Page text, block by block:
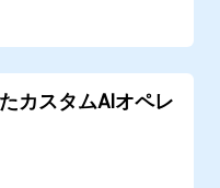
カスタムAIオペレ